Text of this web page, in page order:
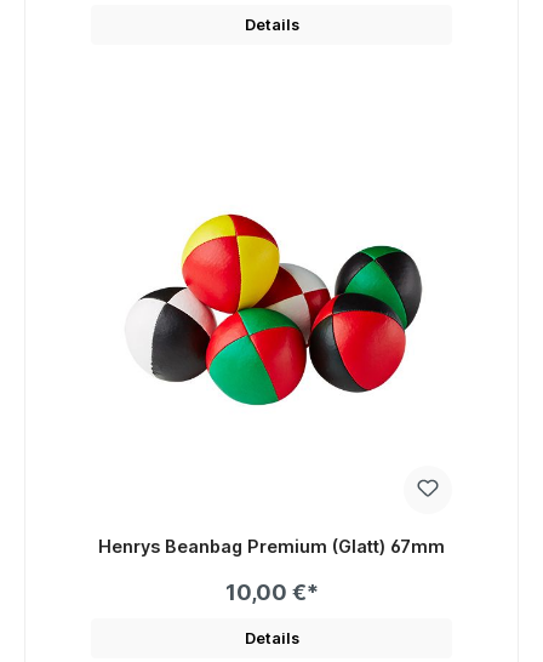
Details
Henrys Beanbag Premium (Glatt) 67mm
10,00 €*
Details